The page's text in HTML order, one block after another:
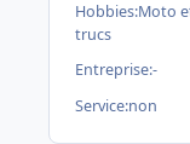
Hobbies:Moto
trucs
Entreprise:-
Service:non